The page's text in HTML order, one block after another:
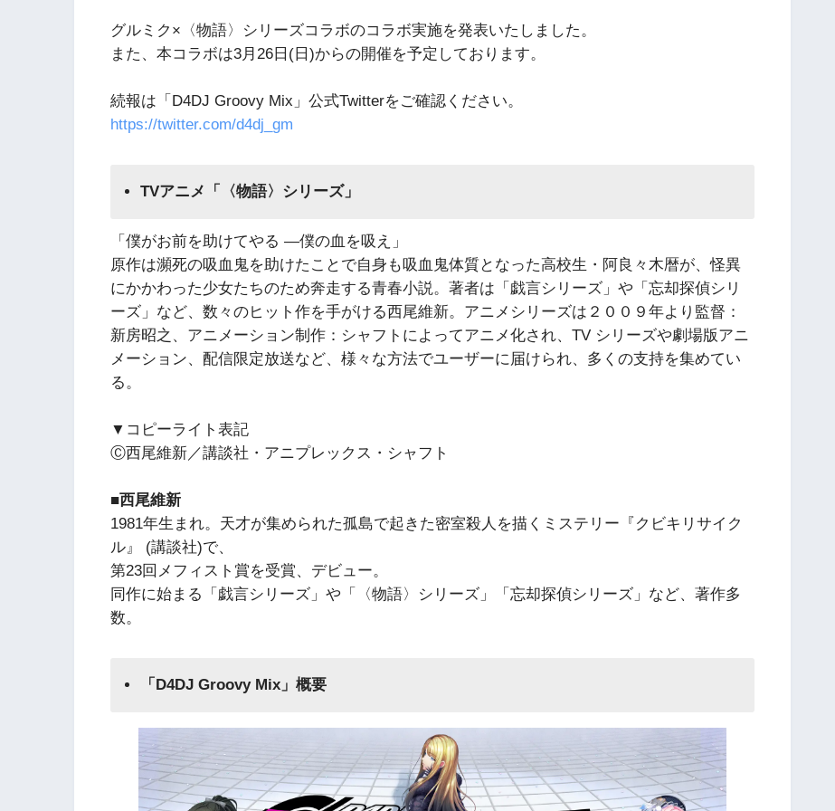
グルミク×〈物語〉シリーズコラボのコラボ実施を発表いたしました。
また、本コラボは3月26日(日)からの開催を予定しております。
続報は「D4DJ Groovy Mix」公式Twitterをご確認ください。
https://twitter.com/d4dj_gm
TVアニメ「〈物語〉シリーズ」
「僕がお前を助けてやる —僕の血を吸え」
原作は瀕死の吸血鬼を助けたことで自身も吸血鬼体質となった高校生・阿良々木暦が、怪異
にかかわった少女たちのため奔走する青春小説。著者は「戯言シリーズ」や「忘却探偵シリ
ーズ」など、数々のヒット作を手がける西尾維新。アニメシリーズは２００９年より監督：
新房昭之、アニメーション制作：シャフトによってアニメ化され、TV シリーズや劇場版アニ
メーション、配信限定放送など、様々な方法でユーザーに届けられ、多くの支持を集めてい
る。
▼コピーライト表記
Ⓒ西尾維新／講談社・アニプレックス・シャフト
■西尾維新
1981年生まれ。天才が集められた孤島で起きた密室殺人を描くミステリー『クビキリサイク
ル』 (講談社)で、
第23回メフィスト賞を受賞、デビュー。
同作に始まる「戯言シリーズ」や「〈物語〉シリーズ」「忘却探偵シリーズ」など、著作多
数。
「D4DJ Groovy Mix」概要